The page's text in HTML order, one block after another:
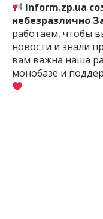
Inform.zp.ua
небезразлично
работаем, чтобы
новости и знали
вам важна наша
монобазе и